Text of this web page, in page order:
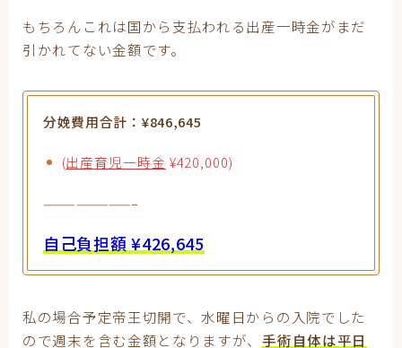
もちろんこれは国から支払われる出産一時金がまだ
引かれてない金額です。
分娩費用合計：¥846,645
(出産育児一時金 ¥420,000)
————————–
自己負担額 ¥426,645
私の場合予定帝王切開で、水曜日からの入院でした
ので週末を含む金額となりますが、手術自体は平日